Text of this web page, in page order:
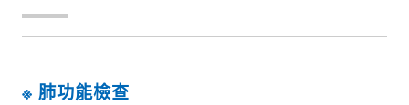
※ 肺功能檢查